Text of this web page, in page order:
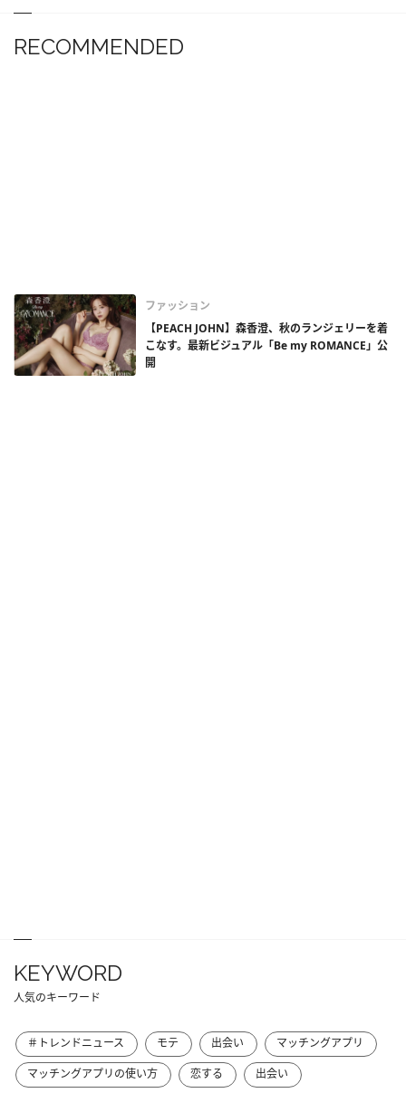
RECOMMENDED
ファッション
【PEACH JOHN】森香澄、秋のランジェリーを着
こなす。最新ビジュアル「Be my ROMANCE」公
開
KEYWORD
人気のキーワード
＃トレンドニュース モテ 出会い
マッチングアプリ
マッチングアプリの使い方
恋する 出会い